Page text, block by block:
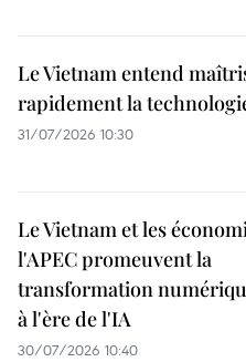
Le Vietnam entend
rapidement la
31/07/2026 10:30
Le Vietnam et les
l'APEC promeuvent la
transformation
à l'ère de l'IA
30/07/2026 10:40